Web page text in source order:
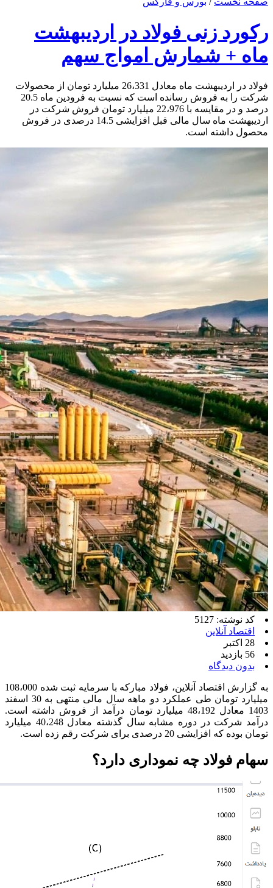
رکورد زنی فولاد در اردیبهشت
ماه + شمارش امواج سهم
فولاد در اردیبهشت ماه معادل 26،331 میلیارد تومان از محصولات
شرکت را به فروش رسانده است که نسبت به فرودین ماه 20.5
درصد و در مقایسه با 22،976 میلیارد تومان فروش شرکت در
اردیبهشت ماه سال مالی قبل افزایشی 14.5 درصدی در فروش
محصول داشته است.
کد نوشته: 5127
اقتصاد آنلاین
28 اکتبر
56 بازدید
بدون دیدگاه
به گزارش اقتصاد آنلاین، فولاد مبارکه با سرمایه ثبت شده 108،000
میلیارد تومان طی عملکرد دو ماهه سال مالی منتهی به 30 اسفند
1403 معادل 48،192 میلیارد تومان درآمد از فروش داشته است.
درآمد شرکت در دوره مشابه سال گذشته معادل 40،248 میلیارد
تومان بوده که افزایشی 20 درصدی برای شرکت رقم زده است.
سهام فولاد چه نموداری دارد؟